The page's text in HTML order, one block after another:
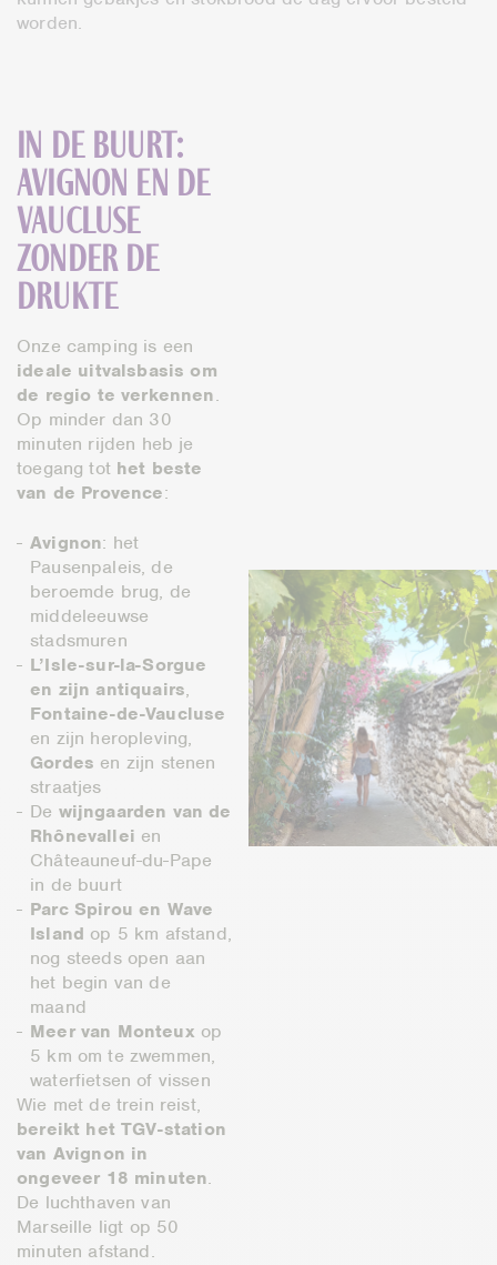
worden.
In de buurt:
Avignon en de
Vaucluse
zonder de
drukte
Onze camping is een
ideale uitvalsbasis om
de regio te verkennen.
Op minder dan 30
minuten rijden heb je
toegang tot het beste
van de Provence:
Avignon: het
Pausenpaleis, de
beroemde brug, de
middeleeuwse
stadsmuren
L’Isle-sur-la-Sorgue
en zijn antiquairs,
Fontaine-de-Vaucluse
en zijn heropleving,
Gordes en zijn stenen
straatjes
De wijngaarden van de
Rhônevallei en
Châteauneuf-du-Pape
in de buurt
Parc Spirou en Wave
Island op 5 km afstand,
nog steeds open aan
het begin van de
maand
Meer van Monteux op
5 km om te zwemmen,
waterfietsen of vissen
Wie met de trein reist,
bereikt het TGV-station
van Avignon in
ongeveer 18 minuten.
De luchthaven van
Marseille ligt op 50
minuten afstand.